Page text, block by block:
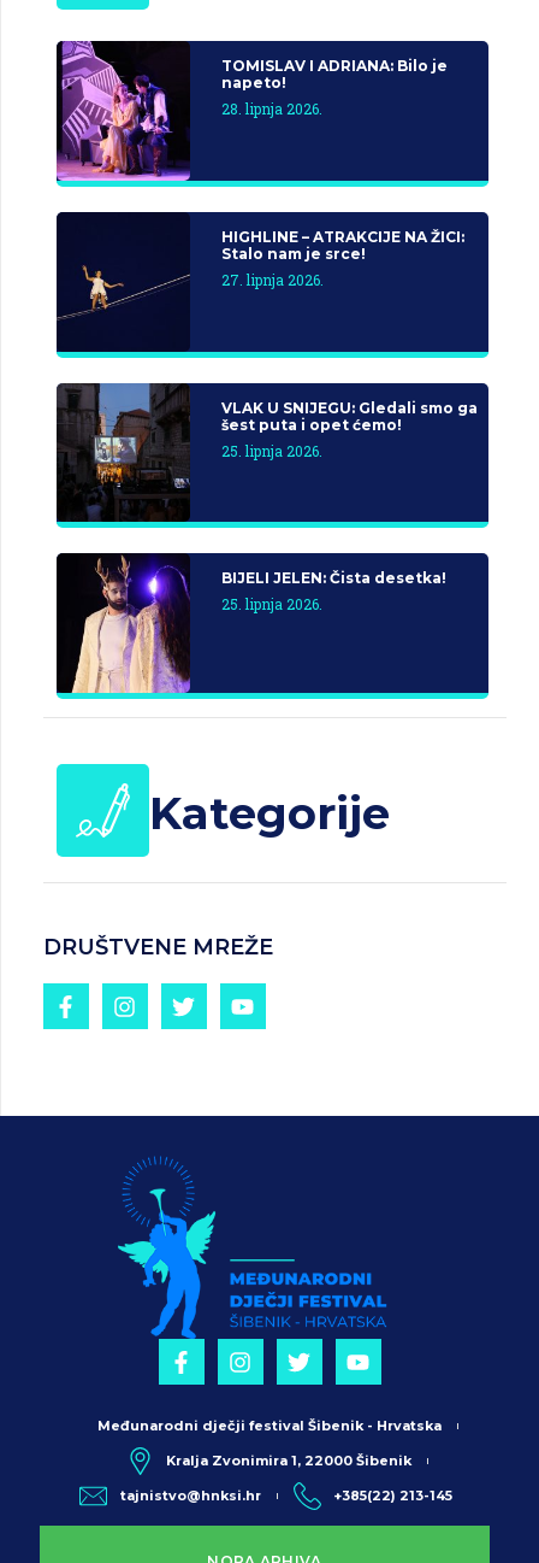
TOMISLAV I ADRIANA: Bilo je
napeto!
28. lipnja 2026.
HIGHLINE – ATRAKCIJE NA ŽICI:
Stalo nam je srce!
27. lipnja 2026.
VLAK U SNIJEGU: Gledali smo ga
šest puta i opet ćemo!
25. lipnja 2026.
BIJELI JELEN: Čista desetka!
25. lipnja 2026.
Kategorije
DRUŠTVENE MREŽE
Međunarodni dječji festival Šibenik - Hrvatska
Kralja Zvonimira 1, 22000 Šibenik
tajnistvo@hnksi.hr +385(22) 213-145